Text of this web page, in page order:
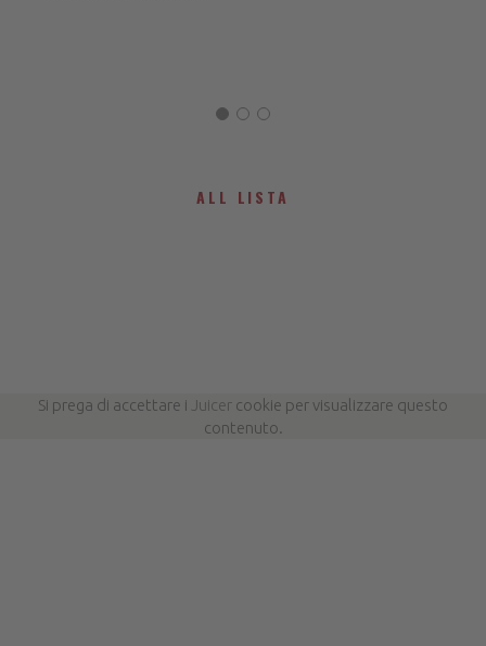
ALL LISTA
Si prega di accettare i Juicer cookie per visualizzare questo
contenuto.